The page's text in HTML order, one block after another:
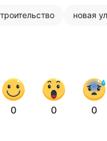
новая
0 0 0
на кнопку "Отправить"
с
политикой